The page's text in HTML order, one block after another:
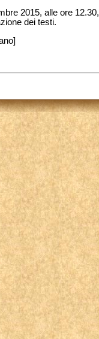
2015, alle ore
dei testi.